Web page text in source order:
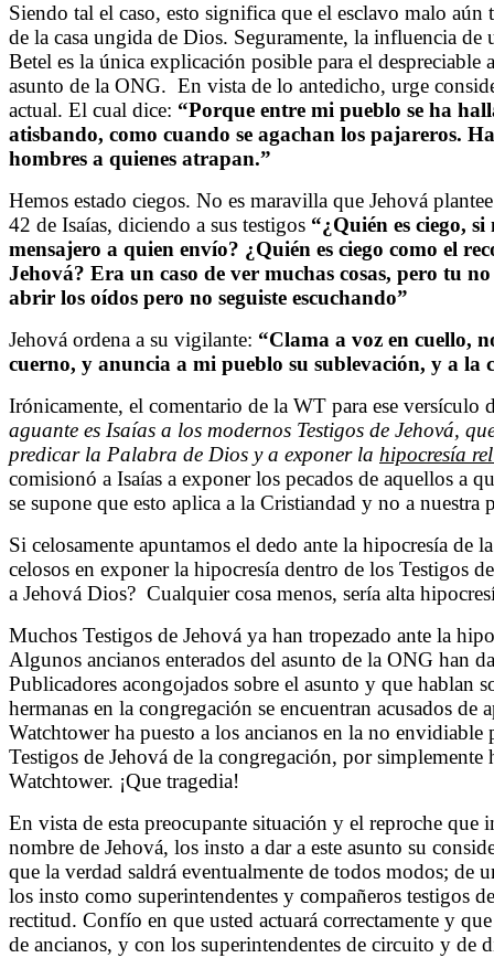
Siendo tal el caso, esto significa que el esclavo malo
de la casa ungida de Dios. Seguramente, la influencia
Betel es la única explicación posible para el despreciable
asunto de la ONG. En vista de lo antedicho, urge
actual. El cual dice: “Porque entre mi pueblo se ha
atisbando, como cuando se agachan los pajareros.
hombres a quienes atrapan.”
Hemos estado ciegos. No es maravilla que Jehová
42 de Isaías, diciendo a sus testigos “¿Quién es ciego,
mensajero a quien envío? ¿Quién es ciego como el
Jehová? Era un caso de ver muchas cosas, pero tu
abrir los oídos pero no seguiste escuchando”
Jehová ordena a su vigilante: “Clama a voz en cuello,
cuerno, y anuncia a mi pueblo su sublevación, y a la
Irónicamente, el comentario de la WT para ese versículo
aguante es Isaías a los modernos Testigos de Jehová,
predicar la Palabra de Dios y a exponer la hipocresía
comisionó a Isaías a exponer los pecados de aquellos a
se supone que esto aplica a la Cristiandad y no a nuestra
Si celosamente apuntamos el dedo ante la hipocresía de
celosos en exponer la hipocresía dentro de los Testigos
a Jehová Dios? Cualquier cosa menos, sería alta
Muchos Testigos de Jehová ya han tropezado ante la
Algunos ancianos enterados del asunto de la ONG han
Publicadores acongojados sobre el asunto y que hablan
hermanas en la congregación se encuentran acusados de
Watchtower ha puesto a los ancianos en la no envidiable
Testigos de Jehová de la congregación, por
Watchtower. ¡Que tragedia!
En vista de esta preocupante situación y el reproche que
nombre de Jehová, los insto a dar a este asunto su
que la verdad saldrá eventualmente de todos modos;
los insto como superintendentes y compañeros testigos
rectitud. Confío en que usted actuará correctamente y
de ancianos, y con los superintendentes de circuito y de